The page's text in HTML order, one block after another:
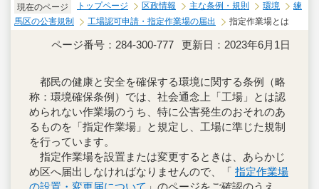
現在のページ トップページ 区政情報 主な条例・規則 環境
練
馬区の公害規制
工場認可申請・指定作業場の届出 指定作業場とは
ページ番号：284-300-777 更新日：2023年6月1日
都民の健康と安全を確保する環境に関する条例（略
称：環境確保条例）では、社会通念上「工場」とは認
められない作業場のうち、特に公害発生のおそれのあ
るものを「指定作業場」と規定し、工場に準じた規制
を行っています。
指定作業場を設置または変更するときは、あらかじ
め区へ届出しなければなりませんので、「 指定作業場
の設置・変更届について 」のページをご確認のうえ、